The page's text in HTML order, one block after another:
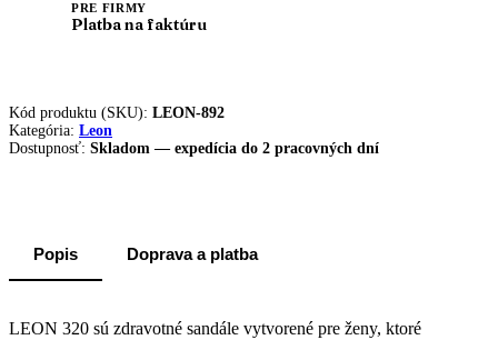
PRE FIRMY
Platba na faktúru
Kód produktu (SKU): LEON-892
Kategória: Leon
Dostupnosť: Skladom — expedícia do 2 pracovných dní
Popis Doprava a platba
LEON 320 sú zdravotné sandále vytvorené pre ženy, ktoré